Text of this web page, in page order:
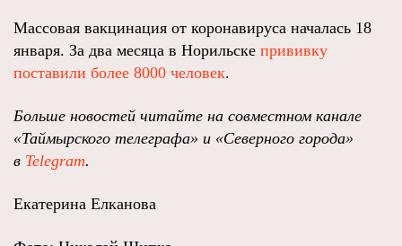
Массовая вакцинация от коронавируса началась 18
января. За два месяца в Норильске прививку
поставили более 8000 человек.
Больше новостей читайте на совместном канале
«Таймырского телеграфа» и «Северного города»
в Telegram.
Екатерина Елканова